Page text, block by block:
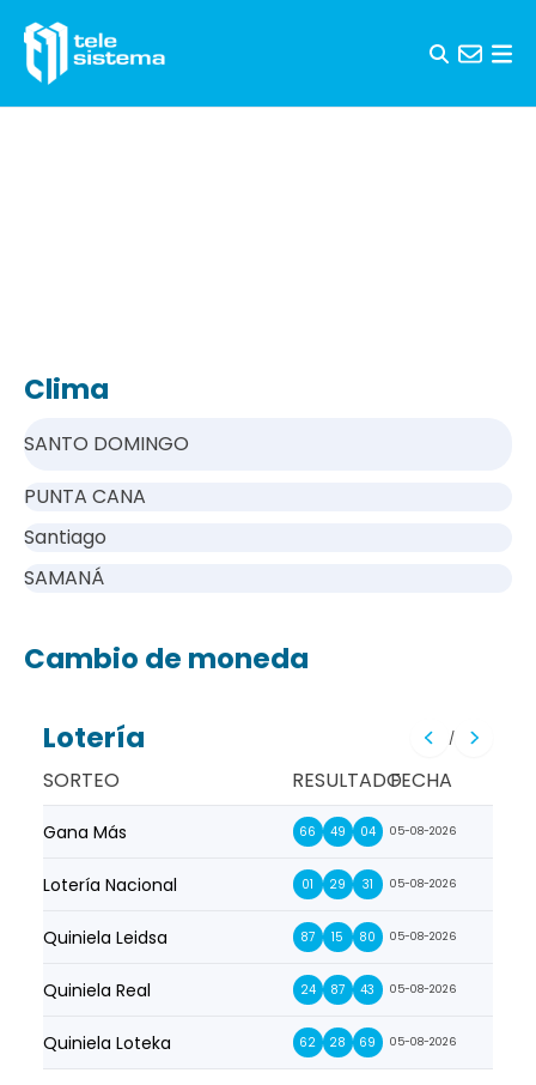
Clima
SANTO DOMINGO
PUNTA CANA
Santiago
SAMANÁ
Cambio de moneda
Lotería /
SORTEO RESULTADOFECHA
Gana Más 66 49 04 05-08-2026
Lotería Nacional 01 29 31 05-08-2026
Quiniela Leidsa 87 15 80 05-08-2026
Quiniela Real 24 87 43 05-08-2026
Quiniela Loteka 62 28 69 05-08-2026